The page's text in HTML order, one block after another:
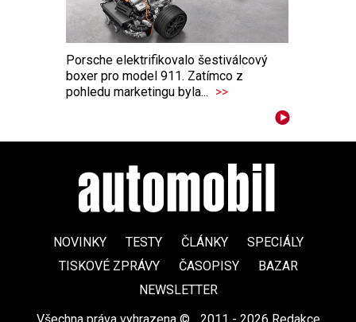
Porsche elektrifikovalo šestiválcový
boxer pro model 911. Zatímco z
pohledu marketingu byla... >>
NOVINKY TESTY ČLÁNKY
SPECIÁLY
TISKOVÉ ZPRÁVY
ČASOPISY
BAZAR
NEWSLETTER